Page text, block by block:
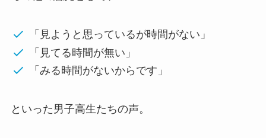
「見ようと思っているが時間がない」
「見てる時間が無い」
「みる時間がないからです」
といった男子高生たちの声。